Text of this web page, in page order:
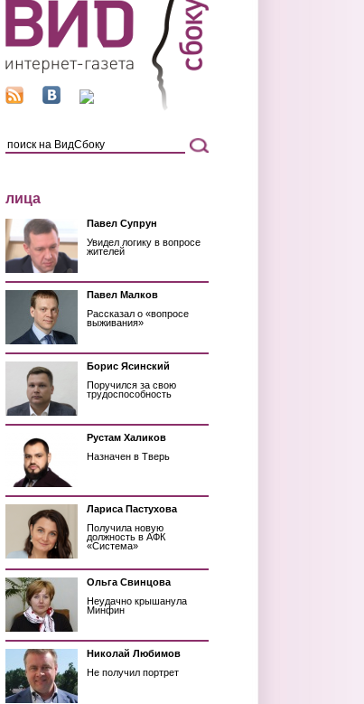
лица
Павел Супрун
Увидел логику в вопросе
жителей
Павел Малков
Рассказал о «вопросе
выживания»
Борис Ясинский
Поручился за свою
трудоспособность
Рустам Халиков
Назначен в Тверь
Лариса Пастухова
Получила новую
должность в АФК
«Система»
Ольга Свинцова
Неудачно крышанула
Минфин
Николай Любимов
Не получил портрет